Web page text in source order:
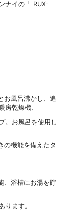
ナイの「 RUX-
お風呂沸かし、追
房乾燥機、
。お風呂を使用し
の機能を備えたタ
、浴槽にお湯を貯
ります。